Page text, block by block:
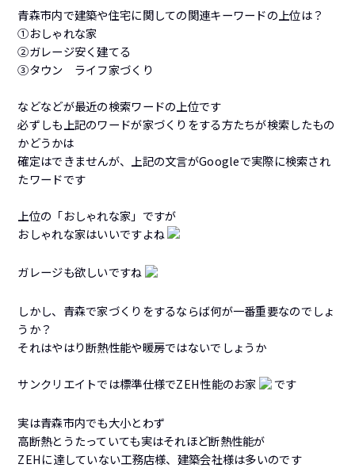
青森市内で建築や住宅に関しての関連キーワードの上位は？
①おしゃれな家
②ガレージ安く建てる
③タウン ライフ家づくり
などなどが最近の検索ワードの上位です
必ずしも上記のワードが家づくりをする方たちが検索したもの
かどうかは
確定はできませんが、上記の文言がGoogleで実際に検索され
たワードです
上位の「おしゃれな家」ですが
おしゃれな家はいいですよね
ガレージも欲しいですね
しかし、青森で家づくりをするならば何が一番重要なのでしょ
うか？
それはやはり断熱性能や暖房ではないでしょうか
サンクリエイトでは標準仕様でZEH性能のお家 です
実は青森市内でも大小とわず
高断熱とうたっていても実はそれほど断熱性能が
ZEHに達していない工務店様、建築会社様は多いのです